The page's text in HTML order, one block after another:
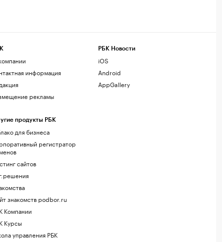
информация
рекламы
продукты РБК
для бизнеса
регистратор
сайтов
знакомств podbor.ru
Компании
Курсы
управления РБК
РБК Новости
iOS
Android
AppGallery